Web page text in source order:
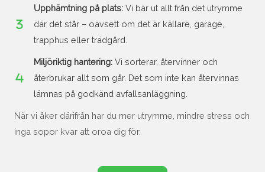
Upphämtning på plats: Vi bär ut allt från det utrymme
där det står – oavsett om det är källare, garage,
trapphus eller trädgård.
Miljöriktig hantering: Vi sorterar, återvinner och
återbrukar allt som går. Det som inte kan återvinnas
lämnas på godkänd avfallsanläggning.
När vi åker därifrån har du mer utrymme, mindre stress och
inga sopor kvar att oroa dig för.